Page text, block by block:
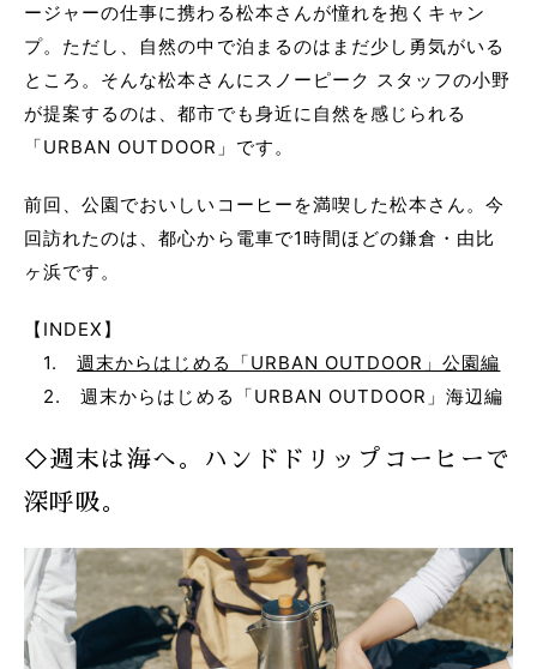
ージャーの仕事に携わる松本さんが憧れを抱くキャン
プ。ただし、自然の中で泊まるのはまだ少し勇気がいる
ところ。そんな松本さんにスノーピーク スタッフの小野
が提案するのは、都市でも身近に自然を感じられる
「URBAN OUTDOOR」です。
前回、公園でおいしいコーヒーを満喫した松本さん。今
回訪れたのは、都心から電車で1時間ほどの鎌倉・由比
ヶ浜です。
【INDEX】
1.週末からはじめる「URBAN OUTDOOR」公園編
2. 週末からはじめる「URBAN OUTDOOR」海辺編
◇週末は海へ。ハンドドリップコーヒーで
深呼吸。